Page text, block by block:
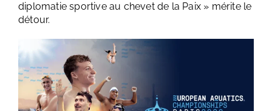
diplomatie sportive au chevet de la Paix » mérite le
détour.